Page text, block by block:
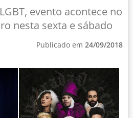
evento acontece no
nesta sexta e sábado
Publicado em 24/09/2018